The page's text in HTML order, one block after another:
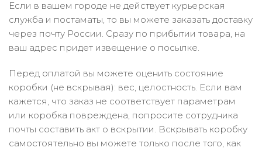
Если в вашем городе не действует курьерская
служба и постаматы, то вы можете заказать доставку
через почту России. Сразу по прибытии товара, на
ваш адрес придет извещение о посылке.
Перед оплатой вы можете оценить состояние
коробки (не вскрывая): вес, целостность. Если вам
кажется, что заказ не соответствует параметрам
или коробка повреждена, попросите сотрудника
почты составить акт о вскрытии. Вскрывать коробку
самостоятельно вы можете только после того, как